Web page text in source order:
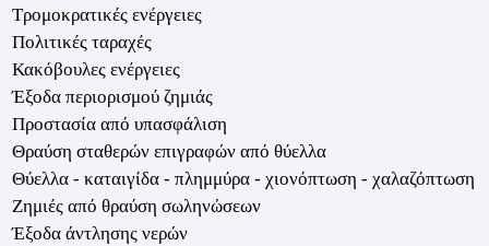
Τρομοκρατικές ενέργειες
Πολιτικές ταραχές
Κακόβουλες ενέργειες
Έξοδα περιορισμού ζημιάς
Προστασία από υπασφάλιση
Θραύση σταθερών επιγραφών από θύελλα
Θύελλα - καταιγίδα - πλημμύρα - χιονόπτωση - χαλαζόπτωση
Ζημιές από θραύση σωληνώσεων
Έξοδα άντλησης νερών